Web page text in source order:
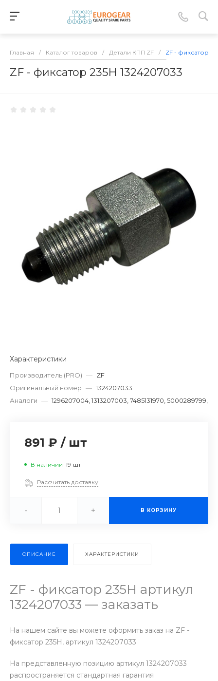
Главная / Каталог товаров / Детали КПП ZF / ZF - фиксатор
ZF - фиксатор 235Н 1324207033
Характеристики
Производитель (PRO) — ZF
Оригинальный номер — 1324207033
Аналоги — 1296207004, 1313207003, 7485131970, 5000289799,
891 ₽ / шт
В наличии 19 шт
Рассчитать доставку
- + В КОРЗИНУ
ОПИСАНИЕ ХАРАКТЕРИСТИКИ
ZF - фиксатор 235Н артикул
1324207033 — заказать
На нашем сайте вы можете оформить заказ на ZF -
фиксатор 235Н, артикул 1324207033
На представленную позицию артикул 1324207033
распространяется стандартная гарантия